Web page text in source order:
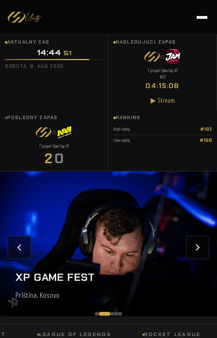
AKTUÁLNY ČAS
14:44 52
SOBOTA, 8. AUG 2026
NASLEDUJÚCI ZÁPAS
VS
Tipsport Open Cup #1
BO3
04:15:07
▶ Stream
POSLEDNÝ ZÁPAS
VS
Tipsport Open Cup #1
2:0
RANKING
World ranking #182
Valve ranking #168
XP GAME FEST
Priština, Kosovo
LEAGUE OF LEGENDS ROCKET LEAGUE